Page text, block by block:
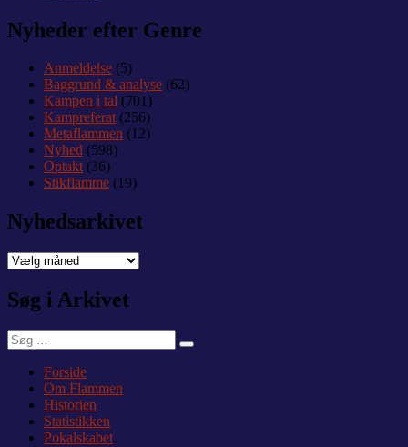
Nyheder efter Genre
Anmeldelse (5)
Baggrund & analyse (62)
Kampen i tal (701)
Kampreferat(256)
Metaflammen (12)
Nyhed (598)
Optakt(36)
Stikflamme (19)
Nyhedsarkivet
Nyhedsarkivet
Søg i Arkivet
Søg
efter:
Søg
Forside
Om Flammen
Historien
Statistikken
Pokalskabet